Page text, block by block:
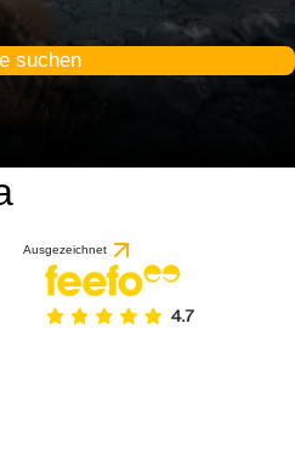
suchen
Ausgezeichnet